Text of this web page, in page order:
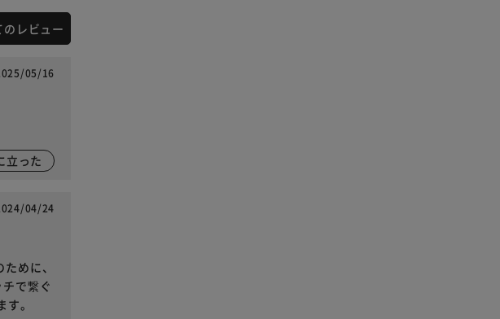
のレビュー
05/16
立った
04/24
めに、
で繋ぐ
。